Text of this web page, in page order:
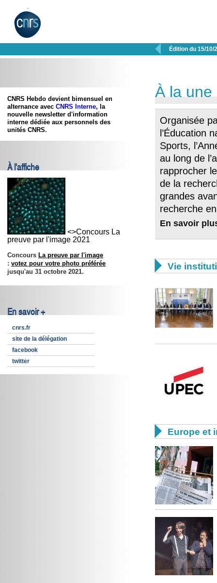
 Édition du 15/10/
CNRS Hebdo devient bimensuel en
alternance avec CNRS Interne, la
nouvelle newsletter d'information
interne dédiée aux personnels des
unités CNRS.
À l'affiche
<>Concours La
preuve par l'image 2021
Concours La preuve par l'image
: votez pour votre photo préférée
jusqu'au 31 octobre 2021.
En savoir +
cnrs.fr
site de la délégation
facebook
twitter
À la une
​Organisée
l’Éducation
Sports,
au long de
rapprocher
de la
grandes
recherche
En savoir
 Vie
 Europe et